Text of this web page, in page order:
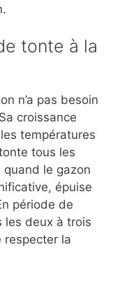
tonte à la
n’a pas besoin
croissance
températures
tous les
le gazon
épuise
période de
les deux à trois
respecter la